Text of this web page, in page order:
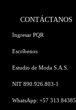
CONTÁCTANOS
Ingresar PQR
Escríbenos
Estudio de Moda S.A.S.
NIT 890.926.803-1
WhatsApp: +57 313